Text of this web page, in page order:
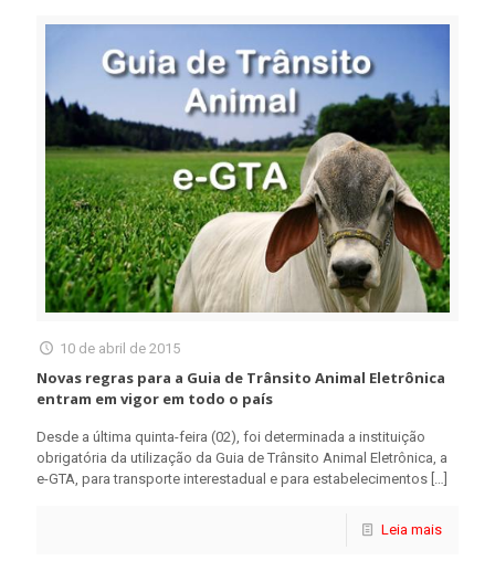
10 de abril de 2015
Novas regras para a Guia de Trânsito Animal Eletrônica
entram em vigor em todo o país
Desde a última quinta-feira (02), foi determinada a instituição
obrigatória da utilização da Guia de Trânsito Animal Eletrônica, a
e-GTA, para transporte interestadual e para estabelecimentos […]
Leia mais